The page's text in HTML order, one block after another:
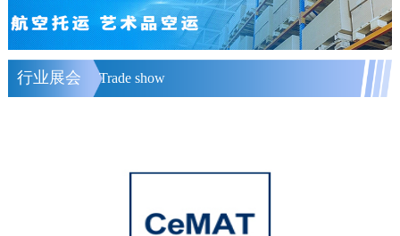
行业展会 Trade show